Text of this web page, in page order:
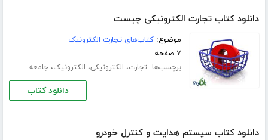
دانلود کتاب تجارت الکترونیکی چیست
موضوع:کتاب‌های تجارت الکترونیک
۷ صفحه
برچسب‌ها: تجارت، الکترونیکی، الکترونیک، جامعه
دانلود کتاب
دانلود کتاب سیستم هدایت و کنترل خودرو